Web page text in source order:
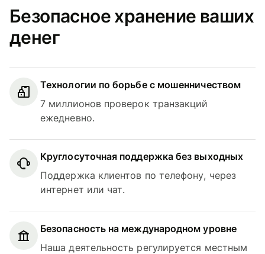
Безопасное хранение ваших
денег
Технологии по борьбе с мошенничеством
7 миллионов проверок транзакций
ежедневно.
Круглосуточная поддержка без выходных
Поддержка клиентов по телефону, через
интернет или чат.
Безопасность на международном уровне
Наша деятельность регулируется местным